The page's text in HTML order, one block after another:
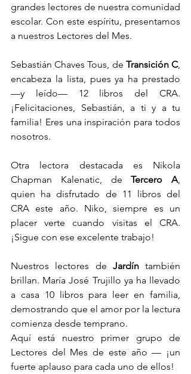
grandes lectores de nuestra comunidad
escolar. Con este espíritu, presentamos
a nuestros Lectores del Mes.
Sebastián Chaves Tous, de Transición C,
encabeza la lista, pues ya ha prestado
—y leído— 12 libros del CRA.
¡Felicitaciones, Sebastián, a ti y a tu
familia! Eres una inspiración para todos
nosotros.
Otra lectora destacada es Nikola
Chapman Kalenatic, de Tercero A
quien ha disfrutado de 11 libros del
CRA este año. Niko, siempre es un
placer verte cuando visitas el CRA.
¡Sigue con ese excelente trabajo!
Nuestros lectores de Jardín también
brillan. María José Trujillo ya ha llevado
a casa 10 libros para leer en familia,
demostrando que el amor por la lectura
comienza desde temprano.
Aquí está nuestro primer grupo de
Lectores del Mes de este año — ¡un
fuerte aplauso para cada uno de ellos!